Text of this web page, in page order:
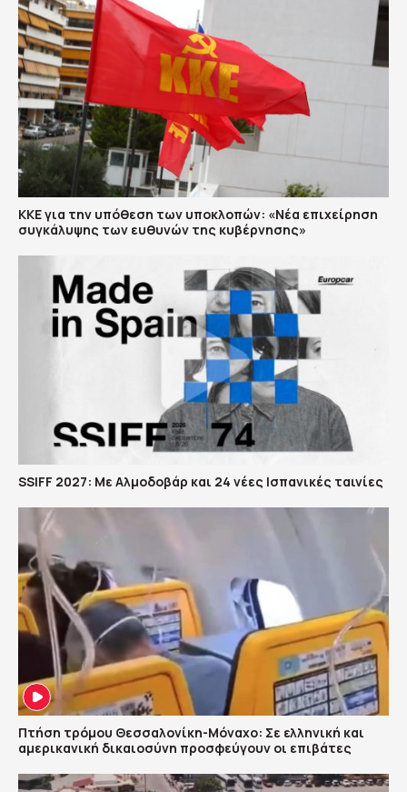
ΚΚΕ για την υπόθεση των υποκλοπών: «Νέα επιχείρηση
συγκάλυψης των ευθυνών της κυβέρνησης»
SSIFF 2027: Με Αλμοδοβάρ και 24 νέες Ισπανικές ταινίες
Πτήση τρόμου Θεσσαλονίκη-Μόναχο: Σε ελληνική και
αμερικανική δικαιοσύνη προσφεύγουν οι επιβάτες